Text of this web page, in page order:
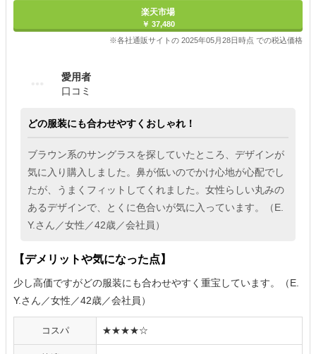
楽天市場
￥ 37,480
※各社通販サイトの 2025年05月28日時点 での税込価格
愛用者
口コミ
どの服装にも合わせやすくおしゃれ！
ブラウン系のサングラスを探していたところ、デザインが
気に入り購入しました。鼻が低いのでかけ心地が心配でし
たが、うまくフィットしてくれました。女性らしい丸みの
あるデザインで、とくに色合いが気に入っています。（E.
Y.さん／女性／42歳／会社員）
【デメリットや気になった点】
少し高価ですがどの服装にも合わせやすく重宝しています。（E.
Y.さん／女性／42歳／会社員）
コスパ ★★★★☆